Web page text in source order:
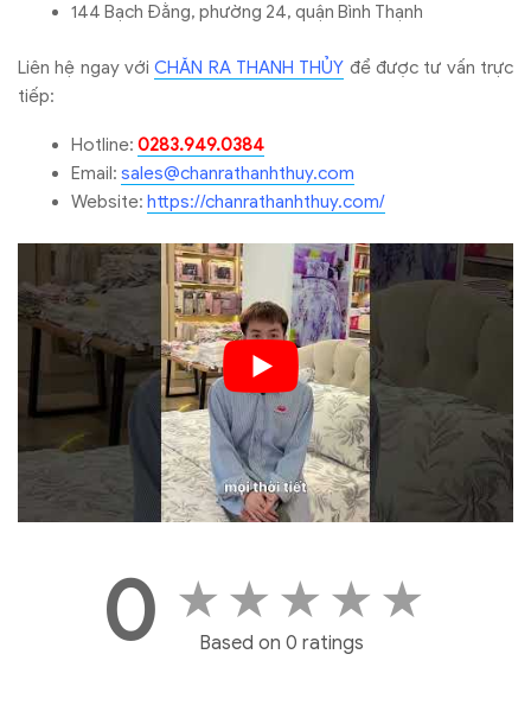
144 Bạch Đằng, phường 24, quận Bình Thạnh
Liên hệ ngay với CHĂN RA THANH THỦY để được tư vấn trực
tiếp:
Hotline: 0283.949.0384
Email: sales@chanrathanhthuy.com
Website: https://chanrathanhthuy.com/
0 ★ ★ ★ ★ ★
Based on 0 ratings